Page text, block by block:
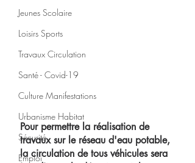
Jeunes Scolaire
Loisirs Sports
Travaux Circulation
Santé - Covid-19
Culture Manifestations
Urbanisme Habitat
Sécurité
Emploi
Pour permettre la réalisation de
travaux sur le réseau d'eau potable,
la circulation de tous véhicules sera